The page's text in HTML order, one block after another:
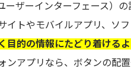
ーザーインターフェース）
イトやモバイルアプリ、ソ
目的の情報にたどり着ける
ンアプリなら、ボタンの配